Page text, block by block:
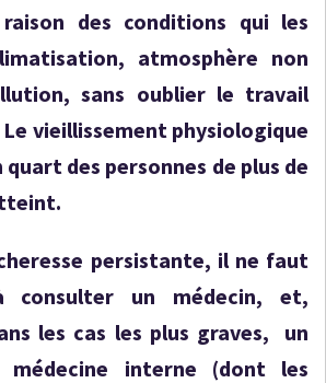
des conditions qui les
atmosphère non
sans oublier le travail
vieillissement physiologique
quart des personnes de plus de
persistante, il ne faut
consulter un médecin, et,
les cas les plus graves, un
médecine interne (dont les